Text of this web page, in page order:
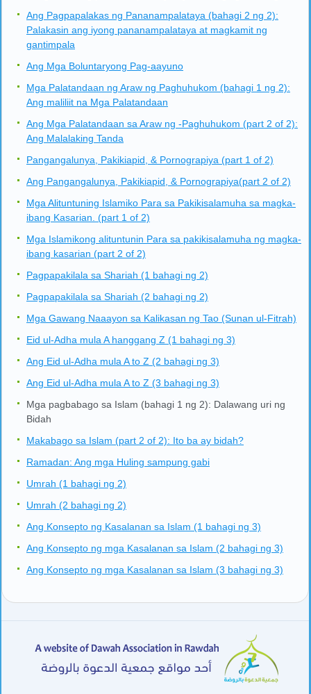
Ang Pagpapalakas ng Pananampalataya (bahagi 2 ng 2):
Palakasin ang iyong pananampalataya at magkamit ng
gantimpala
Ang Mga Boluntaryong Pag-aayuno
Mga Palatandaan ng Araw ng Paghuhukom (bahagi 1 ng 2):
Ang maliliit na Mga Palatandaan
Ang Mga Palatandaan sa Araw ng -Paghuhukom (part 2 of 2):
Ang Malalaking Tanda
Pangangalunya, Pakikiapid, & Pornograpiya (part 1 of 2)
Ang Pangangalunya, Pakikiapid, & Pornograpiya(part 2 of 2)
Mga Alituntuning Islamiko Para sa Pakikisalamuha sa magka-
ibang Kasarian. (part 1 of 2)
Mga Islamikong alituntunin Para sa pakikisalamuha ng magka-
ibang kasarian (part 2 of 2)
Pagpapakilala sa Shariah (1 bahagi ng 2)
Pagpapakilala sa Shariah (2 bahagi ng 2)
Mga Gawang Naaayon sa Kalikasan ng Tao (Sunan ul-Fitrah)
Eid ul-Adha mula A hanggang Z (1 bahagi ng 3)
Ang Eid ul-Adha mula A to Z (2 bahagi ng 3)
Ang Eid ul-Adha mula A to Z (3 bahagi ng 3)
Mga pagbabago sa Islam (bahagi 1 ng 2): Dalawang uri ng
Bidah
Makabago sa Islam (part 2 of 2): Ito ba ay bidah?
Ramadan: Ang mga Huling sampung gabi
Umrah (1 bahagi ng 2)
Umrah (2 bahagi ng 2)
Ang Konsepto ng Kasalanan sa Islam (1 bahagi ng 3)
Ang Konsepto ng mga Kasalanan sa Islam (2 bahagi ng 3)
Ang Konsepto ng mga Kasalanan sa Islam (3 bahagi ng 3)